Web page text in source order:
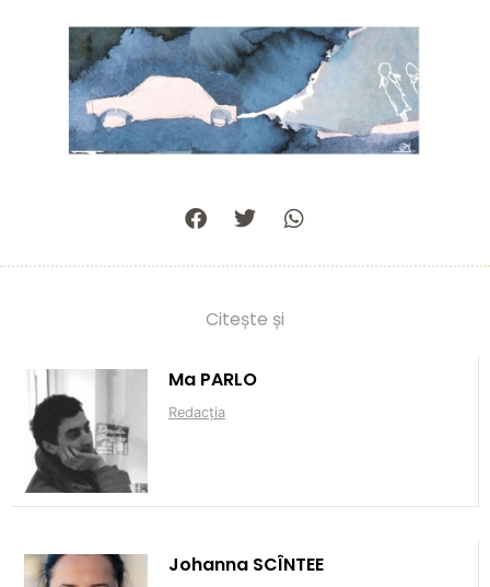
Citește și
Ma PARLO
Redacția
Johanna SCÎNTEE